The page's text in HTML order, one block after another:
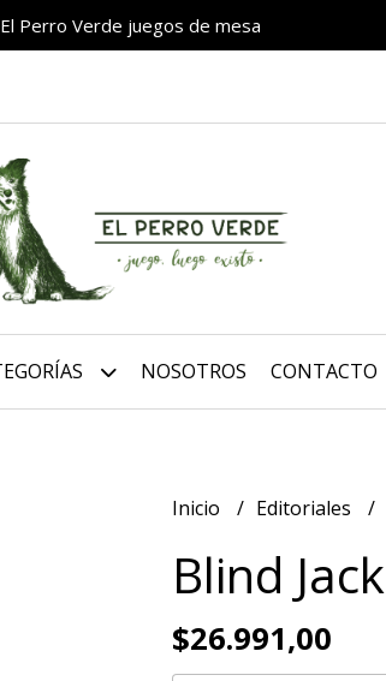
El Perro Verde juegos de mesa
NOSOTROS CONTACTO
Inicio Editoriales
Blind Jack
$26.991,00